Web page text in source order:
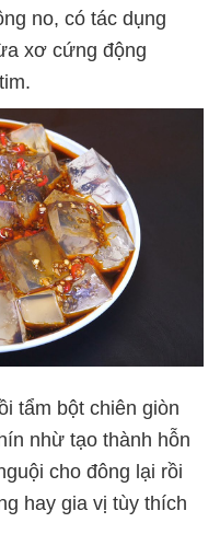
no, có tác dụng
xơ cứng động
tẩm bột chiên giòn
nhừ tạo thành hỗn
cho đông lại rồi
hay gia vị tùy thích